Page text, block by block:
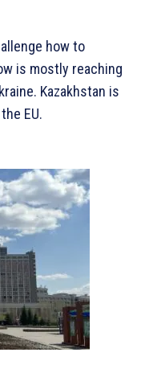
how to
is mostly reaching
Kazakhstan is
EU.